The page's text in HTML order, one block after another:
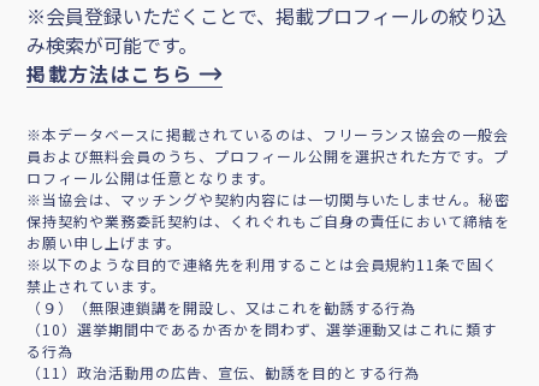
※会員登録いただくことで、掲載プロフィールの絞り込
み検索が可能です。
掲載方法はこちら
※本データベースに掲載されているのは、フリーランス協会の一般会
員および無料会員のうち、プロフィール公開を選択された方です。プ
ロフィール公開は任意となります。
※当協会は、マッチングや契約内容には一切関与いたしません。秘密
保持契約や業務委託契約は、くれぐれもご自身の責任において締結を
お願い申し上げます。
※以下のような目的で連絡先を利用することは会員規約11条で固く
禁止されています。
（９）（無限連鎖講を開設し、又はこれを勧誘する行為
（10）選挙期間中であるか否かを問わず、選挙運動又はこれに類す
る行為
（11）政治活動用の広告、宣伝、勧誘を目的とする行為